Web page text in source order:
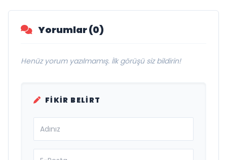
Yorumlar (0)
Henüz yorum yazılmamış. İlk görüşü siz bildirin!
FIKIR BELIRT